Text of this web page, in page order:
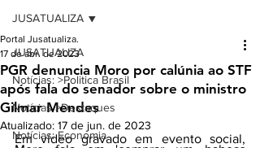
JUSATUALIZA
Notícias: >Politica Brasil
Notícias >Destaques
Notícias: Economia
JUSATUALIZA
PGR denuncia Moro por calúnia ao STF
após fala do senador sobre o ministro
Gilmar Mendes
Portal Jusatualiza.
17 de abr. de 2023
Atualizado: 17 de jun. de 2023
Em vídeo gravado em evento social,